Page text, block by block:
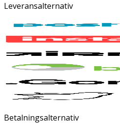
Leveransalternativ
Betalningsalternativ